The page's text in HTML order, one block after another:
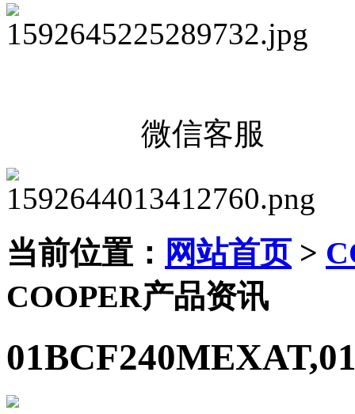
微信客服
当前位置： 网站首页>
COOPER产品资讯